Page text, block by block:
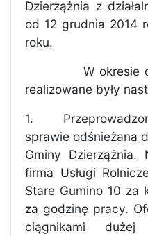
Dzierzążnia z
od 12 grudnia 2014
roku.
W okresie
realizowane były
1.
sprawie odśnieżana
Gminy Dzierzążnia.
firma Usługi
Stare Gumino 10 za
za godzinę pracy.
ciągnikami